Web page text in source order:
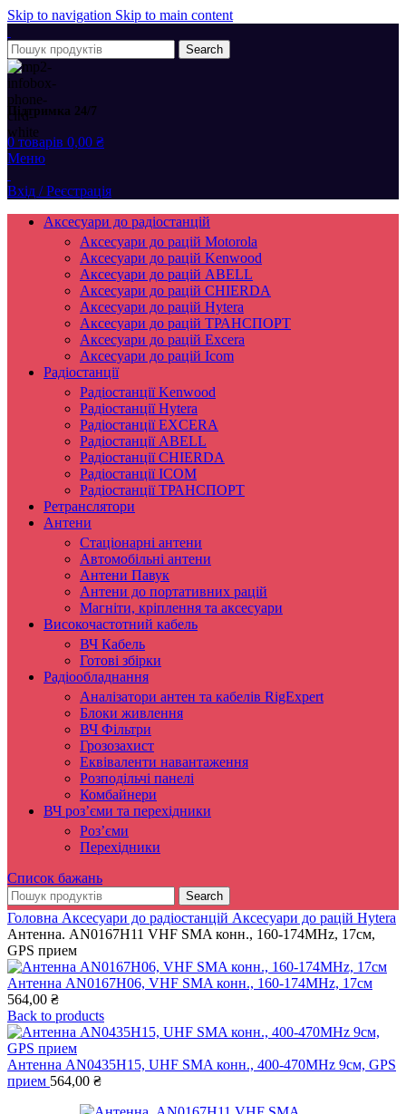
Skip to navigation Skip to main content
Search
Підтримка 24/7
0 товарів 0,00 ₴
Меню
Вхід / Реєстрація
Аксесуари до радіостанцій
Аксесуари до рацій Motorola
Аксесуари до рацій Kenwood
Аксесуари до рацій ABELL
Аксесуари до рацій CHIERDA
Аксесуари до рацій Hytera
Аксесуари до рацій ТРАНСПОРТ
Аксесуари до рацій Excera
Аксесуари до рацій Icom
Радіостанції
Радіостанції Kenwood
Радіостанції Hytera
Радіостанції EXCERA
Радіостанції ABELL
Радіостанції CHIERDA
Радіостанції ICOM
Радіостанції ТРАНСПОРТ
Ретранслятори
Антени
Стаціонарні антени
Автомобільні антени
Антени Павук
Антени до портативних рацій
Магніти, кріплення та аксесуари
Високочастотний кабель
ВЧ Кабель
Готові збірки
Радіообладнання
Аналізатори антен та кабелів RigExpert
Блоки живлення
ВЧ Фільтри
Грозозахист
Еквіваленти навантаження
Розподільчі панелі
Комбайнери
ВЧ роз’єми та перехідники
Роз’єми
Перехідники
Список бажань
Search
Головна Аксесуари до радіостанцій Аксесуари до рацій Hytera
Антенна. AN0167H11 VHF SMA конн., 160-174MHz, 17см,
GPS прием
Антенна AN0167H06, VHF SMA конн., 160-174MHz, 17см
564,00 ₴
Back to products
Антенна AN0435H15, UHF SMA конн., 400-470MHz 9см, GPS
прием 564,00 ₴